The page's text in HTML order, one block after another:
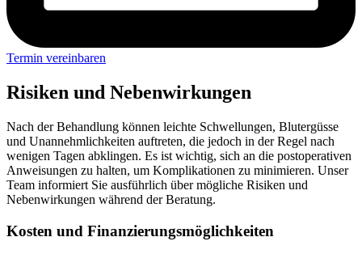
Termin vereinbaren
Risiken und Nebenwirkungen
Nach der Behandlung können leichte Schwellungen, Blutergüsse
und Unannehmlichkeiten auftreten, die jedoch in der Regel nach
wenigen Tagen abklingen. Es ist wichtig, sich an die postoperativen
Anweisungen zu halten, um Komplikationen zu minimieren. Unser
Team informiert Sie ausführlich über mögliche Risiken und
Nebenwirkungen während der Beratung.
Kosten und Finanzierungsmöglichkeiten